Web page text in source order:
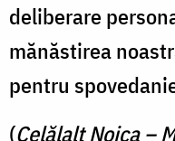
deliberare
mănăstirea
pentru
(Celălalt Noica –